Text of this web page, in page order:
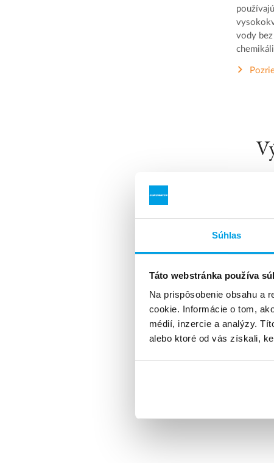
Súhlas
Táto webstránka používa
Na prispôsobenie obsahu a
cookie. Informácie o tom,
médií, inzercie a analýzy.
alebo ktoré od vás získali,
vody